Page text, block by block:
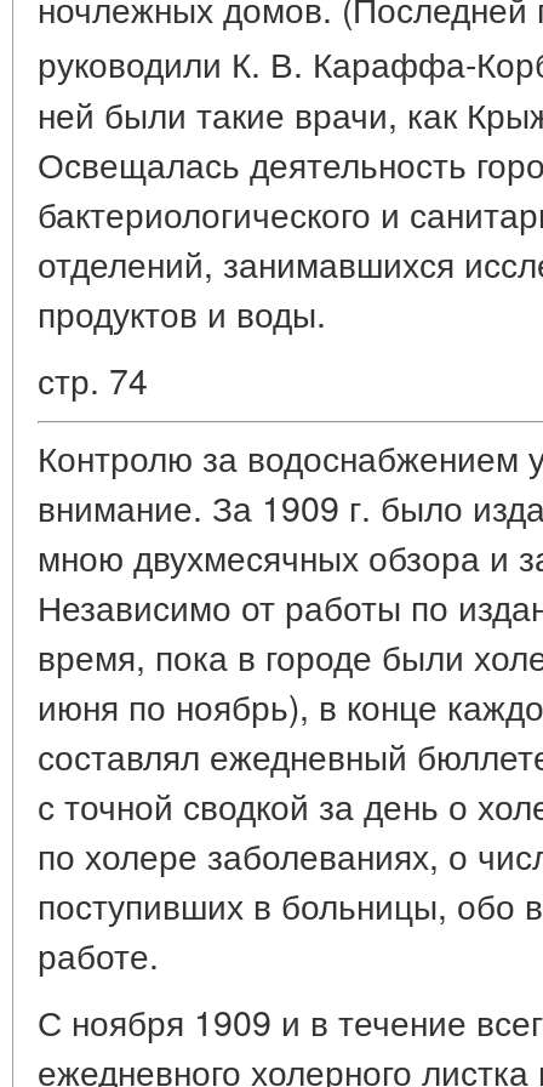
руководили К. В. Караффа-
ней были такие врачи, как
Освещалась деятельность
бактериологического и
отделений, занимавшихся
продуктов и воды.
стр. 74
Контролю за водоснабжением
внимание. За 1909 г. было
мною двухмесячных обзора и
Независимо от работы по
время, пока в городе были
июня по ноябрь), в конце
составлял ежедневный
с точной сводкой за день о
по холере заболеваниях, о
поступивших в больницы, обо
работе.
С ноября 1909 и в течение
ежедневного холерного